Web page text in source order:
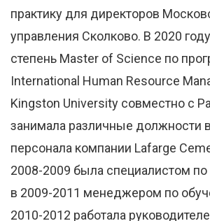
практику для директоров
управления Сколково. В 2020
степень Master of Science по
International Human Resource
Kingston University совместно с
занимала различные должности
персонала компании Lafarge
2008-2009 была специалистом
в 2009-2011 менеджером по
2010-2012 работала